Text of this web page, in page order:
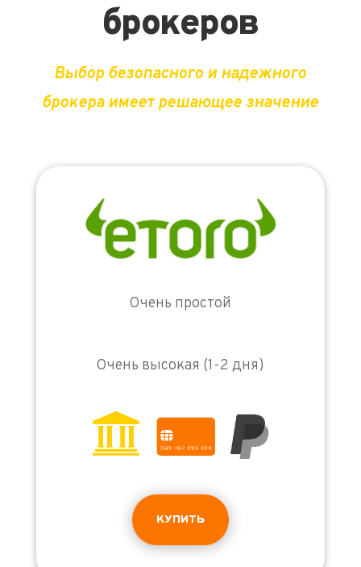
брокеров
Выбор безопасного и надежного
брокера имеет решающее значение
Очень простой
Очень высокая (1-2 дня)
КУПИТЬ